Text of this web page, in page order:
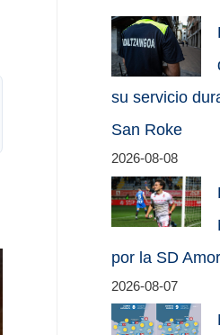
su servicio
San Roke
2026-08-08
por la SD
2026-08-07